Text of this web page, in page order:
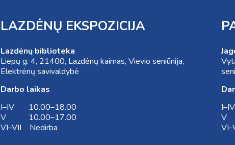
LAZDĖNŲ EKSPOZICIJA
Lazdėnų biblioteka
Liepų g. 4, 21400, Lazdėnų kaimas, Vievio seniūnija,
Elektrėnų savivaldybė
Darbo laikas
I–IV 10.00–18.00
V 10.00–17.00
VI–VII Nedirba
V